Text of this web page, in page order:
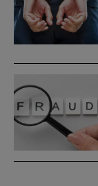
*m
b
r
*m
b
r